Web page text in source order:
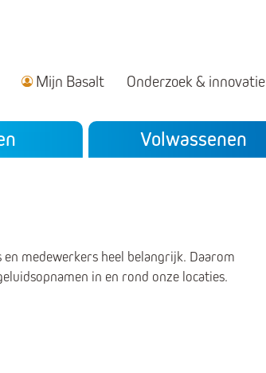
Mijn Basalt Onderzoek & innovatie
Volwassenen
medewerkers heel belangrijk. Daarom
in en rond onze locaties.